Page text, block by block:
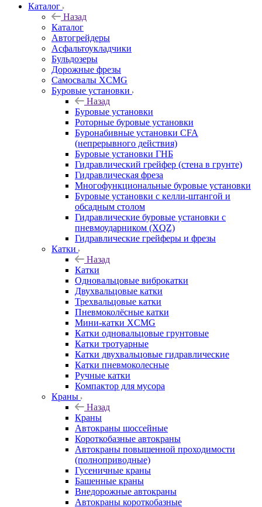
Каталог
Назад
Каталог
Автогрейдеры
Асфальтоукладчики
Бульдозеры
Дорожные фрезы
Самосвалы XCMG
Буровые установки
Назад
Буровые установки
Роторные буровые установки
Буронабивные установки CFA
(непрерывного действия)
Буровые установки ГНБ
Гидравлический грейфер (стена в грунте)
Гидравлическая фреза
Многофункциональные буровые установки
Буровые установки с келли-штангой и
обсадным столом
Гидравлические буровые установки с
пневмоударником (XQZ)
Гидравлические грейферы и фрезы
Катки
Назад
Катки
Одновальцовые виброкатки
Двухвальцовые катки
Трехвальцовые катки
Пневмоколёсные катки
Мини-катки XCMG
Катки одновальцовые грунтовые
Катки тротуарные
Катки двухвальцовые гидравлические
Катки пневмоколесные
Ручные катки
Компактор для мусора
Краны
Назад
Краны
Автокраны шоссейные
Короткобазные автокраны
Автокраны повышенной проходимости
(полноприводные)
Гусеничные краны
Башенные краны
Внедорожные автокраны
Автокраны короткобазные